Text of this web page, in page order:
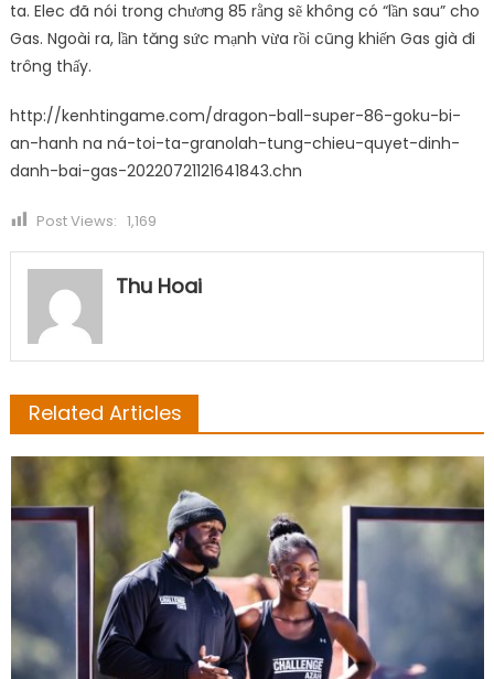
ta. Elec đã nói trong chương 85 rằng sẽ không có “lần sau” cho
Gas. Ngoài ra, lần tăng sức mạnh vừa rồi cũng khiến Gas già đi
trông thấy.
http://kenhtingame.com/dragon-ball-super-86-goku-bi-
an-hanh na ná-toi-ta-granolah-tung-chieu-quyet-dinh-
danh-bai-gas-20220721121641843.chn
Post Views: 1,169
Thu Hoai
Related Articles